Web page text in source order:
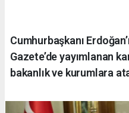
Cumhurbaşkanı
Gazete’de yayımlanan
bakanlık ve kurumlara